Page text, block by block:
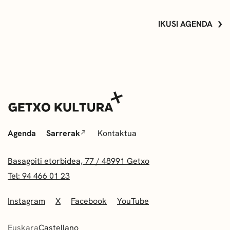
IKUSI AGENDA
Agenda Sarrerak Kontaktua
Basagoiti etorbidea, 77 / 48991 Getxo
Tel: 94 466 01 23
Instagram X Facebook YouTube
EuskaraCastellano